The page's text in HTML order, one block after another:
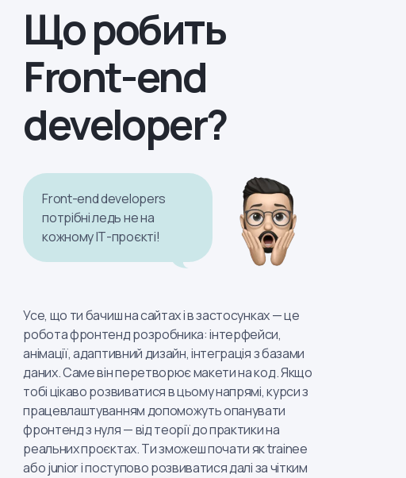
Що робить
Front-end
developer?
Усе, що ти бачиш на сайтах і в застосунках — це
робота фронтенд розробника: інтерфейси,
анімації, адаптивний дизайн, інтеграція з базами
даних. Саме він перетворює макети на код. Якщо
тобі цікаво розвиватися в цьому напрямі, курси з
працевлаштуванням допоможуть опанувати
фронтенд з нуля — від теорії до практики на
реальних проєктах. Ти зможеш почати як trainee
або junior і поступово розвиватися далі за чітким
Front-end developers
потрібні ледь не на
кожному IТ-проєкті!